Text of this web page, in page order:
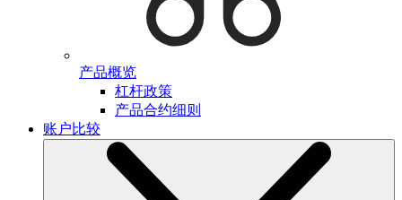
产品概览
杠杆政策
产品合约细则
账户比较